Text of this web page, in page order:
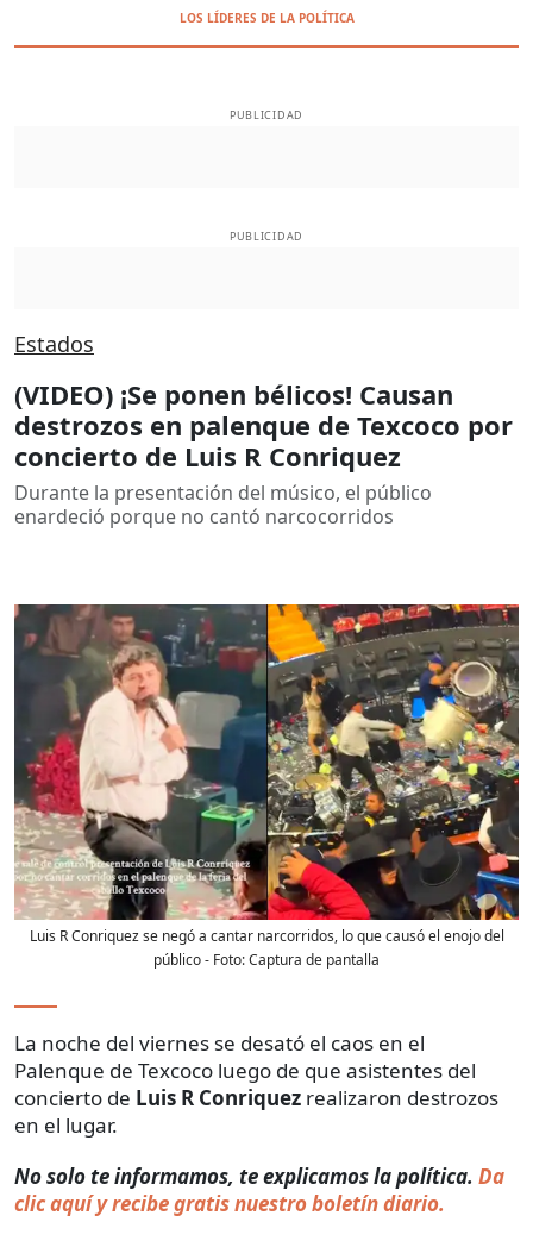
LOS LÍDERES DE LA POLÍTICA
PUBLICIDAD
PUBLICIDAD
Estados
(VIDEO) ¡Se ponen bélicos! Causan
destrozos en palenque de Texcoco por
concierto de Luis R Conriquez
Durante la presentación del músico, el público
enardeció porque no cantó narcocorridos
Luis R Conriquez se negó a cantar narcorridos, lo que causó el enojo del
público- Foto:Captura de pantalla
La noche del viernes se desató el caos en el
Palenque de Texcoco luego de que asistentes del
concierto de Luis R Conriquez realizaron destrozos
en el lugar.
No solo te informamos, te explicamos la política. Da
clic aquí y recibe gratis nuestro boletín diario.